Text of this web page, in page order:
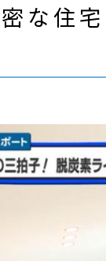
な住